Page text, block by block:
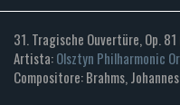
31. Tragische Ouvertüre, Op. 81
Artista:Olsztyn Philharmonic
Compositore: Brahms, Johannes